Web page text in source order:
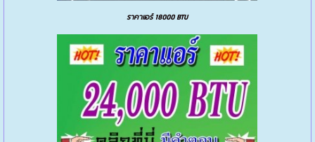
ราคาแอร์ 18000 BTU